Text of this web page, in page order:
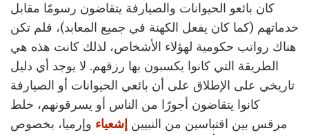
كان بائعو الحيوانات والصيارفة يتقاضون رسومًا مقابل
خدماتهم (كما كان يفعل الكهنة في جميع المعابد)، فلم تكن
هناك رواتب حكومية لهؤلاء الأشخاص، لذلك كانت هذه هي
الطريقة التي كانوا يكسبون بها رزقهم. لا يوجد أي دليل
تاريخي على الإطلاق على أن بائعي الحيوانات أو الصيارفة
كانوا يتقاضون أجورًا من الناس أو يسرقونهم، خلط
مرقس بين اقتباسين من النبيين إشعياء وإرميا، بخصوص